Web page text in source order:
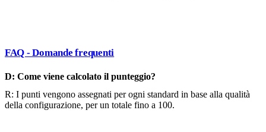
FAQ - Domande frequenti
D: Come viene calcolato il punteggio?
R: I punti vengono assegnati per ogni standard in base alla qualità
della configurazione, per un totale fino a 100.